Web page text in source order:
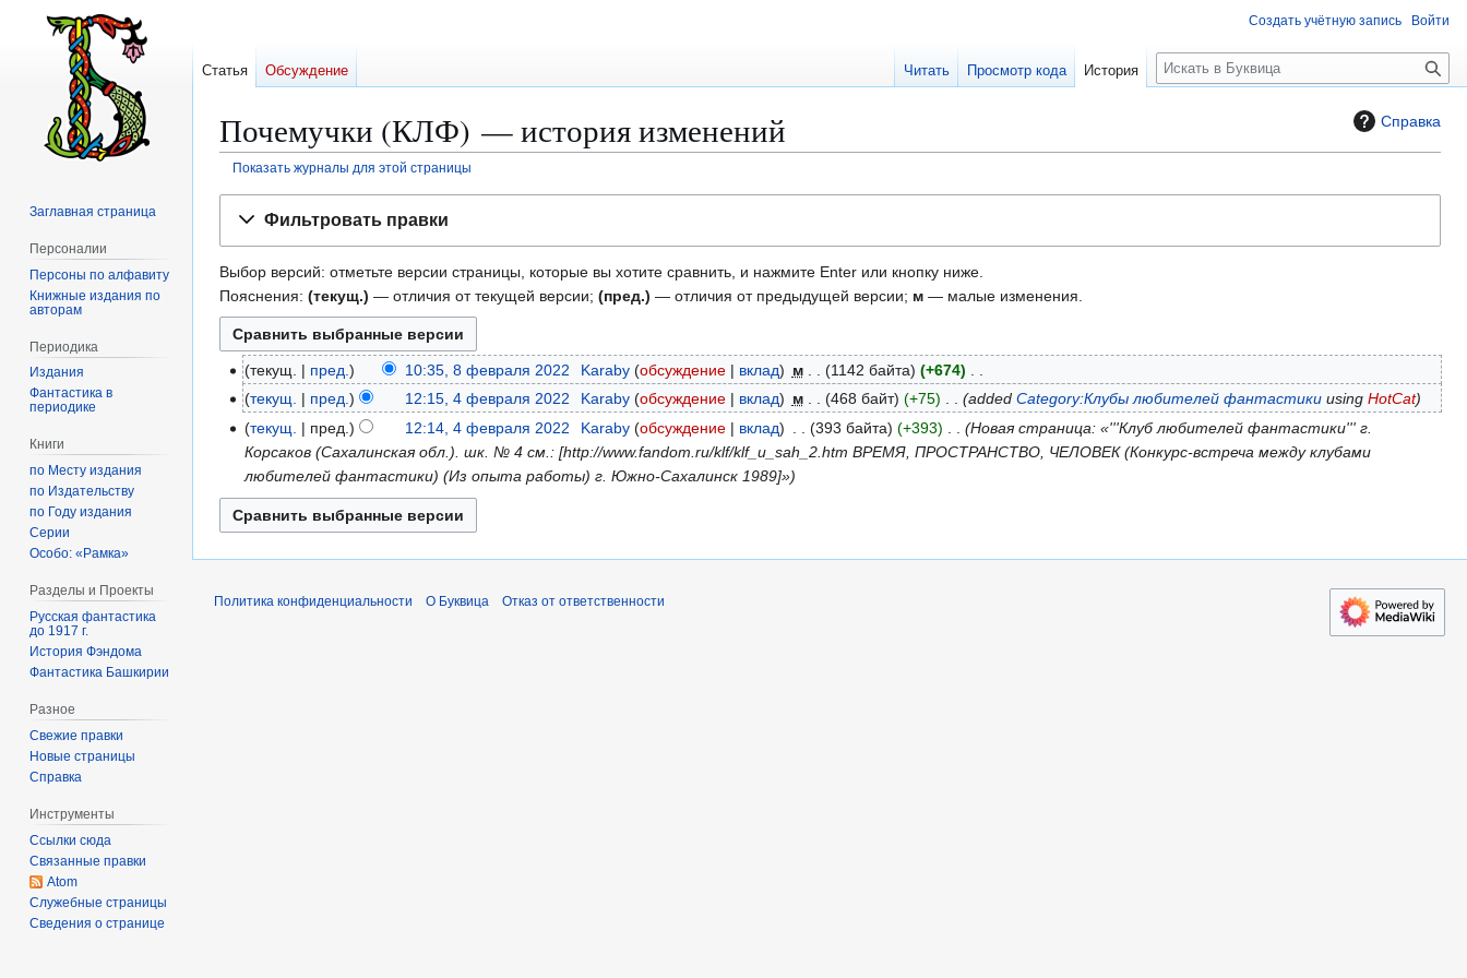
Справка
Почемучки (КЛФ) — история изменений
Показать журналы для этой страницы
Фильтровать правки
Выбор версий: отметьте версии страницы, которые вы хотите сравнить, и нажмите Enter или кнопку ниже.
Пояснения: (текущ.) — отличия от текущей версии; (пред.) — отличия от предыдущей версии; м — малые изменения.
ф
2
текущ. пред. 10:35, 8 февраля 2022 Karaby обсуждение вклад м 1142 байта
+674
Н
е
т
и
с
а
и
ф
р
2
текущ. пред. 12:15, 4 февраля 2022 Karaby обсуждение вклад м 468 байт +75 added Category:Клубы любителей фантастикиusing HotCat
текущ.
пред. 12:14, 4 февраля 2022 Karaby обсуждение вклад 393 байта +393
Новая страница: «'''Клуб любителей фантастики''' г.
Корсаков (Сахалинская обл.). шк. № 4 см.: [http://www.fandom.ru/klf/klf_u_sah_2.htm ВРЕМЯ, ПРОСТРАНСТВО, ЧЕЛОВЕК (Конкурс-встреча между клубами
любителей фантастики) (Из опыта работы) г. Южно-Сахалинск 1989]»
Создать учётную запись Войти
Статья Обсуждение Читать Просмотр кода История
П
о
к
Заглавная страница
Персоналии
Персоны по алфавиту
Книжные издания по
авторам
Периодика
Издания
Фантастика в
периодике
Книги
по Месту издания
по Издательству
по Году издания
Серии
Особо: «Рамка»
Разделы и Проекты
Русская фантастика
до 1917 г.
История Фэндома
Фантастика Башкирии
Разное
Свежие правки
Новые страницы
Справка
Инструменты
Ссылки сюда
Связанные правки
Atom
Служебные страницы
Сведения о странице
Политика конфиденциальности О Буквица Отказ от ответственности